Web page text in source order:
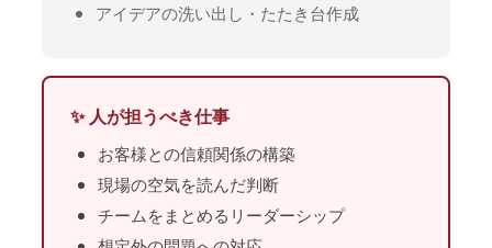
アイデアの洗い出し・たたき台作成
✨ 人が担うべき仕事
お客様との信頼関係の構築
現場の空気を読んだ判断
チームをまとめるリーダーシップ